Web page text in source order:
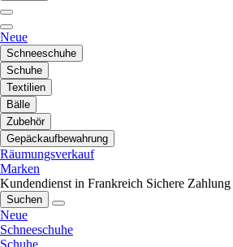
Neue
Schneeschuhe
Schuhe
Textilien
Bälle
Zubehör
Gepäckaufbewahrung
Räumungsverkauf
Marken
Kundendienst in Frankreich Sichere Zahlung
Suchen
Neue
Schneeschuhe
Schuhe